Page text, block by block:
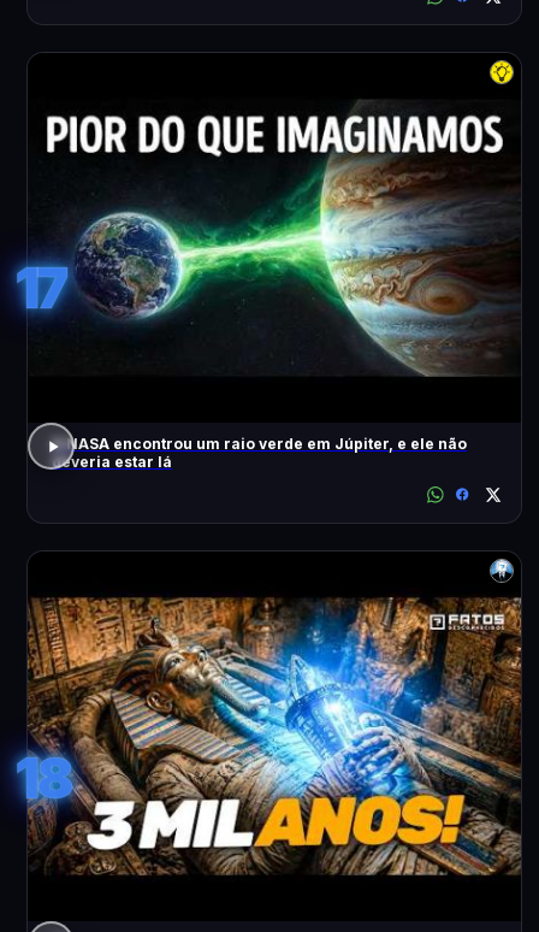
17
A NASA encontrou um raio verde em Júpiter, e ele não
deveria estar lá
18